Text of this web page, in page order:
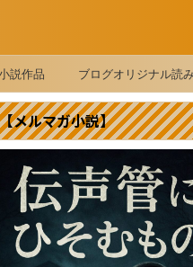
説作品 ブログオリジナル読
【メルマガ小説】